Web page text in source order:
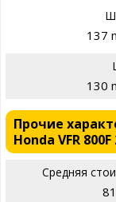
137
130
Прочие
Honda VFR 800F
Средняя